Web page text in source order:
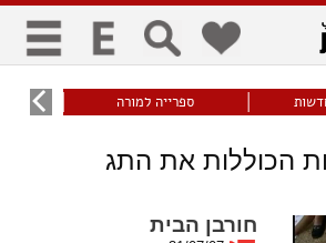
כללי
keyboard
ניווט מקלדת
title
סימון כותרות
ספרייה למורה עוני
הכוללות את התג
חורבן הבית